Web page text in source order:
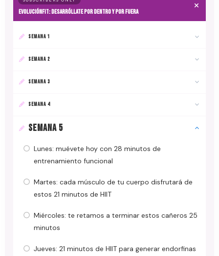
EvoluciónFit: desarróllate por dentro y por fuera
SEMANA 1
SEMANA 2
SEMANA 3
SEMANA 4
SEMANA 5
Lunes: muévete hoy con 28 minutos de
entrenamiento funcional
Martes: cada músculo de tu cuerpo disfrutará de
estos 21 minutos de HIIT
Miércoles: te retamos a terminar estos cañeros 25
minutos
Jueves: 21 minutos de HIIT para generar endorfinas